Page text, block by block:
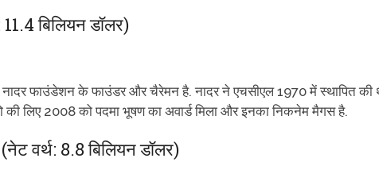
बिलियन डॉलर)
फाउंडेशन के फाउंडर और चैरेमन है. नादर ने एचसीएल 1970 में स्थापित की
की लिए 2008 को पदमा भूषण का अवार्ड मिला और इनका निकनेम मैगस है.
वर्थ: 8.8 बिलियन डॉलर)